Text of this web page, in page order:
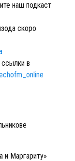
наш подкаст
скоро
в
и Маргариту»